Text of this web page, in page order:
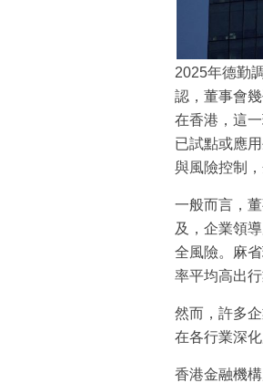
2025年德勤
認，董事會
在香港，這
已試點或應
與風險控制
一般而言，
及，企業領
全風險。麻
率平均高出
然而，許多
在各行業深
香港金融機